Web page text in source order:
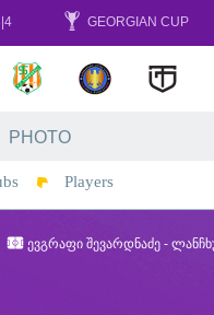
GEORGIAN CUP
PHOTO
Players
ᲔᲕᲒᲠᲐᲤᲘ ᲨᲔᲕᲐᲠᲓᲜᲐᲫᲔ -